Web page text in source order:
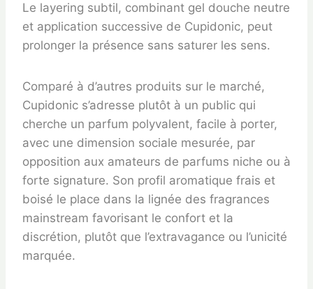
Le layering subtil, combinant gel douche neutre
et application successive de Cupidonic, peut
prolonger la présence sans saturer les sens.
Comparé à d’autres produits sur le marché,
Cupidonic s’adresse plutôt à un public qui
cherche un parfum polyvalent, facile à porter,
avec une dimension sociale mesurée, par
opposition aux amateurs de parfums niche ou à
forte signature. Son profil aromatique frais et
boisé le place dans la lignée des fragrances
mainstream favorisant le confort et la
discrétion, plutôt que l’extravagance ou l’unicité
marquée.